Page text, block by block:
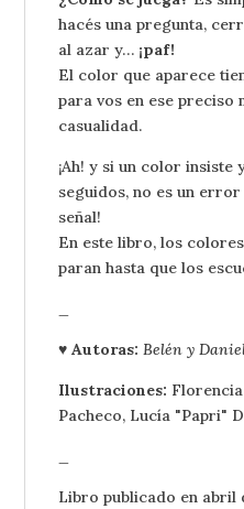
hacés una pregunta,
al azar y… ¡paf!
El color que aparece
para vos en ese preciso
casualidad.
¡Ah! y si un color insiste
seguidos, no es un error
señal!
En este libro, los
paran hasta que los
♥ Autoras: Belén y
Ilustraciones:
Pacheco, Lucía "Papri"
Libro publicado en abril